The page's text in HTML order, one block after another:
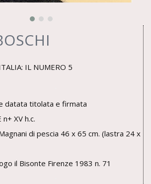
IL NUMERO 5
datata titolata e firmata
XV h.c.
di pescia 46 x 65 cm. (lastra 24 x
il Bisonte Firenze 1983 n. 71